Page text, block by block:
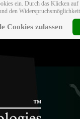
ein. Durch das Klicken
den
Cookies zulassen